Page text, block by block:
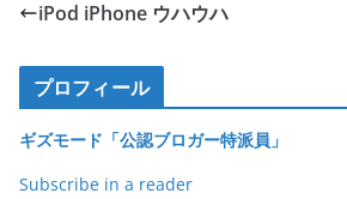
o
o
k
iPod iPhone ウハウハ
プロフィール
ギズモード「公認ブロガー特派員」
Subscribe in a reader